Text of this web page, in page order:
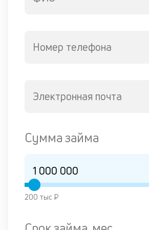
Номер телефона
Электронная почта
Сумма займа
200 тыс ₽